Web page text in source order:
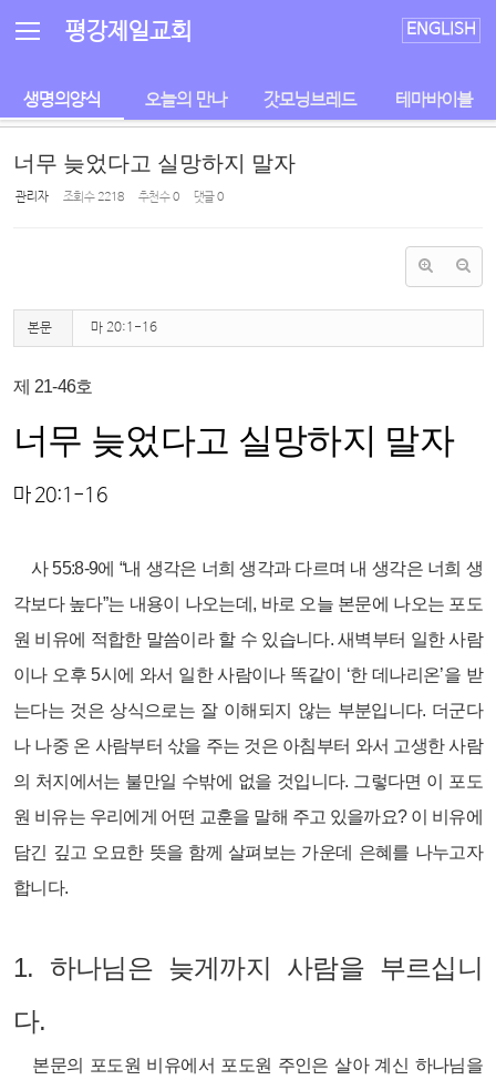
평강제일교회 ENGLISH
생명의양식 오늘의 만나 갓모닝브레드 테마바이블
너무 늦었다고 실망하지 말자
관리자 조회 수2218 추천 수0 댓글0
본문 마 20:1-16
제 21-46호
너무 늦었다고 실망하지 말자
마 20:1-16
사 55:8-9에 “내 생각은 너희 생각과 다르며 내 생각은 너희 생
각보다 높다”는 내용이 나오는데, 바로 오늘 본문에 나오는 포도
원 비유에 적합한 말씀이라 할 수 있습니다. 새벽부터 일한 사람
이나 오후 5시에 와서 일한 사람이나 똑같이 ‘한 데나리온’을 받
는다는 것은 상식으로는 잘 이해되지 않는 부분입니다. 더군다
나 나중 온 사람부터 삯을 주는 것은 아침부터 와서 고생한 사람
의 처지에서는 불만일 수밖에 없을 것입니다. 그렇다면 이 포도
원 비유는 우리에게 어떤 교훈을 말해 주고 있을까요? 이 비유에
담긴 깊고 오묘한 뜻을 함께 살펴보는 가운데 은혜를 나누고자
합니다.
1.
하나님은 늦게까지 사람을 부르십니
다.
본문의 포도원 비유에서 포도원 주인은 살아 계신 하나님을